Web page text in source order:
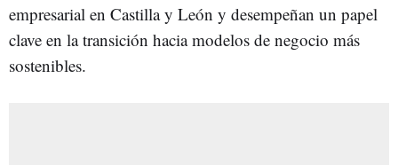
empresarial en Castilla y León y desempeñan un papel
clave en la transición hacia modelos de negocio más
sostenibles.